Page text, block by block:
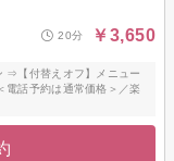
20分 ￥3,650
⇒【付替えオフ】メニュー
話予約は通常価格＞／楽